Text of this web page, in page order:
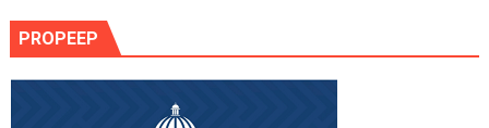
PROPEEP